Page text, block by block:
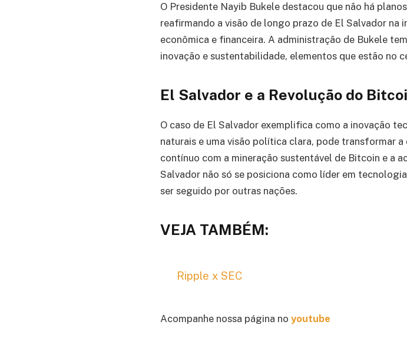
O Presidente Nayib Bukele destacou que não há
reafirmando a visão de longo prazo de El Salvador
econômica e financeira. A administração de Bukele
inovação e sustentabilidade, elementos que estão no
El Salvador e a Revolução do
O caso de El Salvador exemplifica como a inovação
naturais e uma visão política clara, pode transformar
contínuo com a mineração sustentável de Bitcoin e a
Salvador não só se posiciona como líder em
ser seguido por outras nações.
VEJA TAMBÉM:
Ripple x SEC
Acompanhe nossa página no youtube